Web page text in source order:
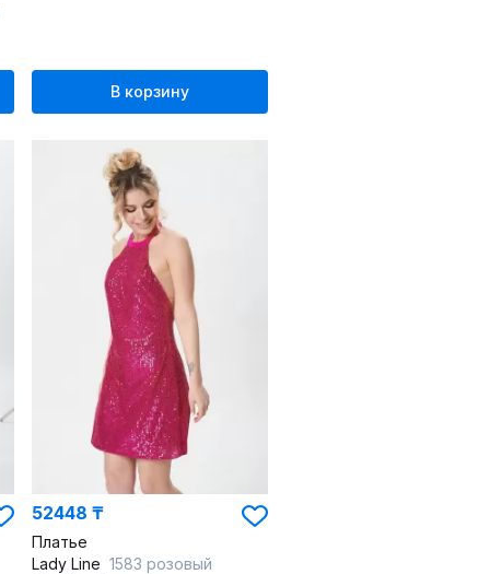
В корзину
52448 ₸
Платье
Lady Line 1583 розовый